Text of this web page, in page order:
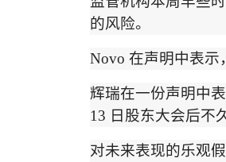
的风险。
Novo 在声明中表示
辉瑞在一份声明中
13 日股东大会后不
对未来表现的乐观